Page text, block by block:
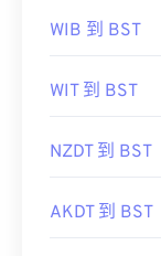
WIB 到 BST
WIT 到 BST
NZDT 到 BST
AKDT 到 BST